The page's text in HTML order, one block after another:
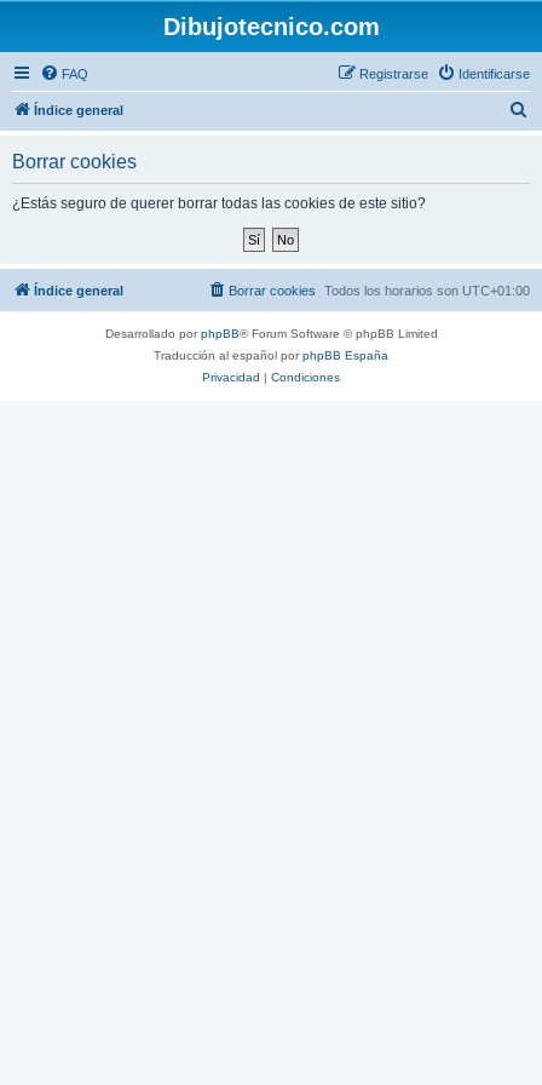
Dibujotecnico.com
FAQ Identificarse
Registrarse
Índice general
Borrar cookies
¿Estás seguro de querer borrar todas las cookies de este sitio?
Índice general Todos los horarios son UTC+01:00
Borrar cookies
Desarrollado porphpBB® Forum Software © phpBB Limited
Traducción al español porphpBB España
Privacidad | Condiciones